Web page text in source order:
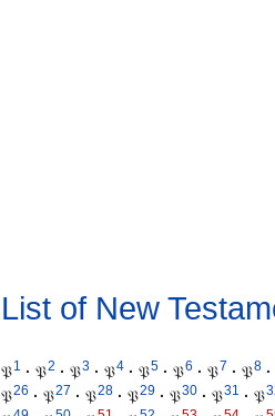
List of New
𝔓1 · 𝔓2 · 𝔓3 · 𝔓4 · 𝔓5 · 𝔓6 · 𝔓7 · 𝔓8 ·
𝔓26 · 𝔓27 · 𝔓28 · 𝔓29 · 𝔓30 · 𝔓31 · 𝔓